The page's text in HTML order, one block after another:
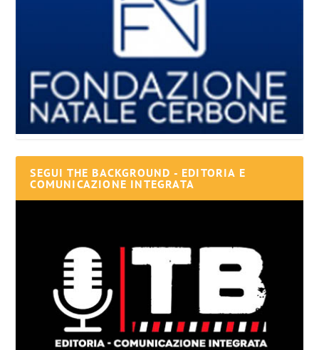
SEGUI THE BACKGROUND - EDITORIA E
COMUNICAZIONE INTEGRATA